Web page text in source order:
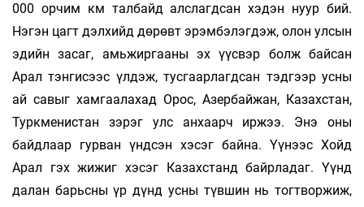
000 орчим км талбайд алслагдсан хэдэн нуур бий.
Нэгэн цагт дэлхийд дөрөвт эрэмбэлэгдэж, олон улсын
эдийн засаг, амьжиргааны эх үүсвэр болж байсан
Арал тэнгисээс үлдэж, тусгаарлагдсан тэдгээр усны
ай савыг хамгаалахад Орос, Азербайжан, Казахстан,
Туркменистан зэрэг улс анхаарч иржээ. Энэ оны
байдлаар гурван үндсэн хэсэг байна. Үүнээс Хойд
Арал гэх жижиг хэсэг Казахстанд байрладаг. Үүнд
далан барьсны үр дүнд усны түвшин нь тогтворжиж,